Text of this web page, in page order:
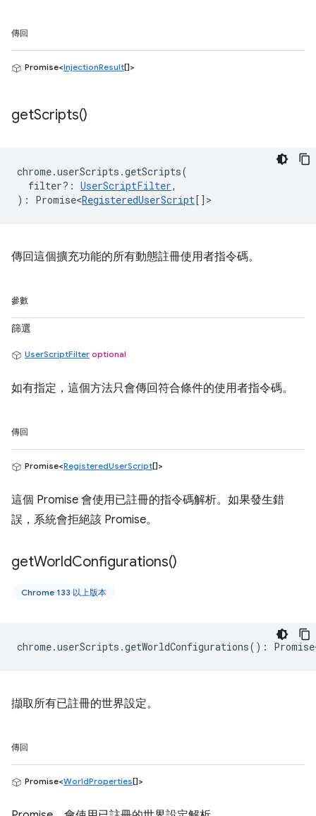
傳回
Promise<InjectionResult[]>
getScripts()
chrome.userScripts .getScripts(
filter? : UserScriptFilter,
) : Promise<RegisteredUserScript [] >
傳回這個擴充功能的所有動態註冊使用者指令碼。
參數
篩選
UserScriptFilter optional
如有指定，這個方法只會傳回符合條件的使用者指令碼。
傳回
Promise<RegisteredUserScript[]>
這個 Promise 會使用已註冊的指令碼解析。如果發生錯
誤，系統會拒絕該 Promise。
getWorldConfigurations()
Chrome 133 以上版本
chrome.userScripts .getWorldConfigurations() :
擷取所有已註冊的世界設定。
傳回
Promise<WorldProperties[]>